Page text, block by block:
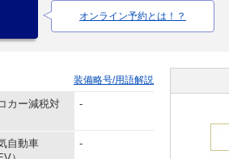
オンライン予約とは！？
装備略号/用語解説
カー減税対
-
自動車
-